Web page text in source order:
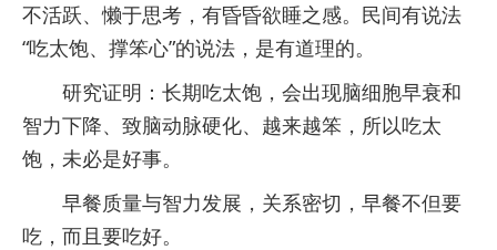
不活跃、懒于思考，有昏昏欲睡之感。民间有说法
“吃太饱、撑笨心”的说法，是有道理的。
研究证明：长期吃太饱，会出现脑细胞早衰和
智力下降、致脑动脉硬化、越来越笨，所以吃太
饱，未必是好事。
早餐质量与智力发展，关系密切，早餐不但要
吃，而且要吃好。